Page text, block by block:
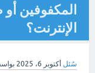
المكفوفين
الإنترنت؟
سُئل أكتوبر 6، 2025